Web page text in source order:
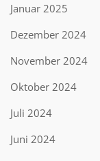
Januar 2025
Dezember 2024
November 2024
Oktober 2024
Juli 2024
Juni 2024